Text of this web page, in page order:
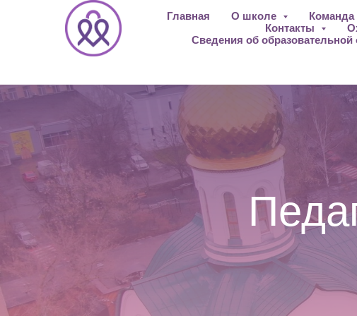
Главная О школе Команда
Контакты
Сведения об образовательной